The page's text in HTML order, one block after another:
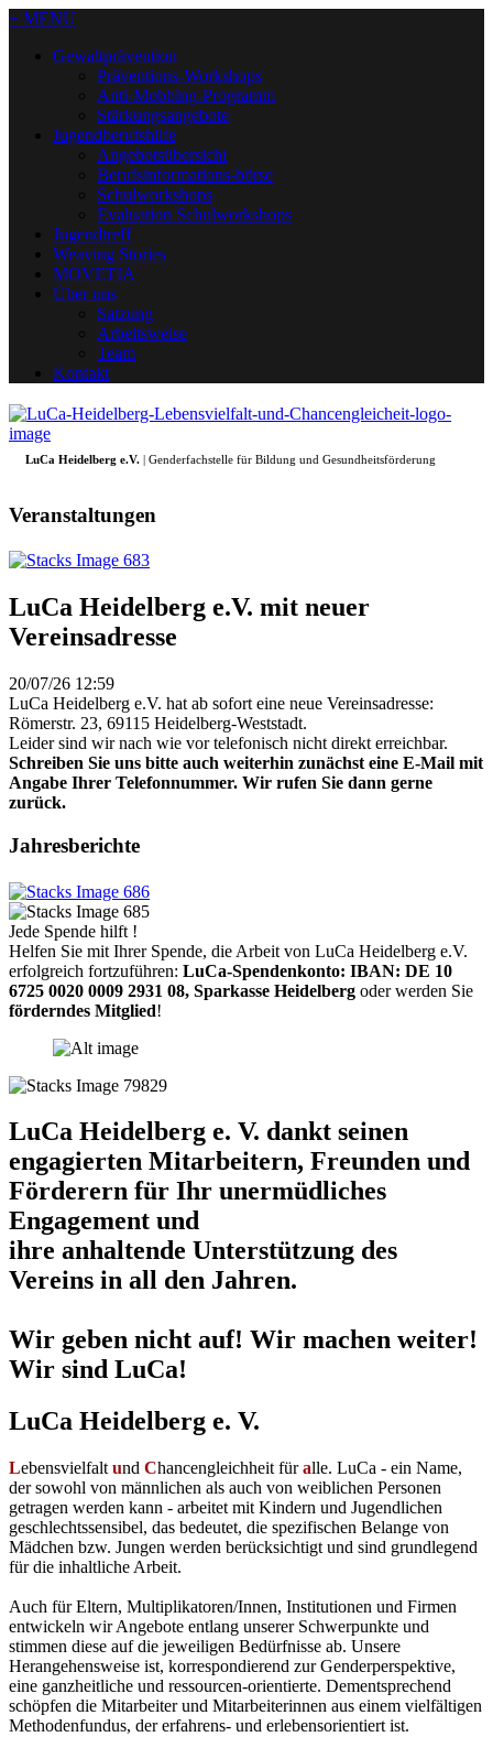
+ MENU
Gewaltprävention
Präventions-Workshops
Anti-Mobbing-Programm
Stärkungsangebote
Jugendberufshilfe
Angebotsübersicht
Berufsinformations-börse
Schulworkshops
Evaluation Schulworkshops
Jugendtreff
Weaving Stories
MOVETIA
Über uns
Satzung
Arbeitsweise
Team
Kontakt
LuCa Heidelberg e.V. | Genderfachstelle für Bildung und Gesundheitsförderung
Veranstaltungen
LuCa Heidelberg e.V. mit neuer
Vereinsadresse
20/07/26 12:59
LuCa Heidelberg e.V. hat ab sofort eine neue Vereinsadresse:
Römerstr. 23, 69115 Heidelberg-Weststadt.
Leider sind wir nach wie vor telefonisch nicht direkt erreichbar.
Schreiben Sie uns bitte auch weiterhin zunächst eine E-Mail mit
Angabe Ihrer Telefonnummer. Wir rufen Sie dann gerne
zurück.
Jahresberichte
Jede Spende hilft !
Helfen Sie mit Ihrer Spende, die Arbeit von LuCa Heidelberg e.V.
erfolgreich fortzuführen: LuCa-Spendenkonto: IBAN: DE 10
6725 0020 0009 2931 08, Sparkasse Heidelberg oder werden Sie
förderndes Mitglied!
LuCa Heidelberg e. V. dankt seinen
engagierten Mitarbeitern, Freunden und
Förderern für Ihr unermüdliches
Engagement und
ihre anhaltende Unterstützung des
Vereins in all den Jahren.
Wir geben nicht auf! Wir machen weiter!
Wir sind LuCa!
LuCa Heidelberg e. V.
Lebensvielfalt und Chancengleichheit füralle. LuCa - ein Name,
der sowohl von männlichen als auch von weiblichen Personen
getragen werden kann - arbeitet mit Kindern und Jugendlichen
geschlechtssensibel, das bedeutet, die spezifischen Belange von
Mädchen bzw. Jungen werden berücksichtigt und sind grundlegend
für die inhaltliche Arbeit.
Auch für Eltern, Multiplikatoren/Innen, Institutionen und Firmen
entwickeln wir Angebote entlang unserer Schwerpunkte und
stimmen diese auf die jeweiligen Bedürfnisse ab. Unsere
Herangehensweise ist, korrespondierend zur Genderperspektive,
eine ganzheitliche und ressourcen-orientierte. Dementsprechend
schöpfen die Mitarbeiter und Mitarbeiterinnen aus einem vielfältigen
Methodenfundus, der erfahrens- und erlebensorientiert ist.